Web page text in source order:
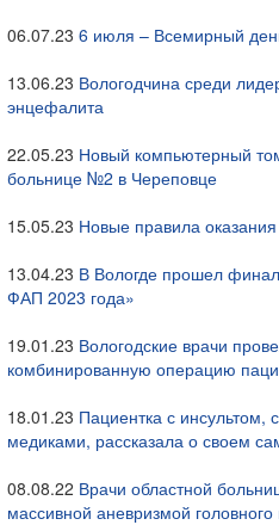
06.07.23 6 июля – Всемирный
13.06.23 Вологодчина среди
энцефалита
22.05.23 Новый компьютерный
больнице №2 в Череповце
15.05.23 Новые правила
13.04.23 В Вологде прошел
ФАП 2023 года»
19.01.23 Вологодские врачи
комбинированную операцию
18.01.23 Пациентка с инсультом,
медиками, рассказала о своем
08.08.22 Врачи областной
массивной аневризмой головного